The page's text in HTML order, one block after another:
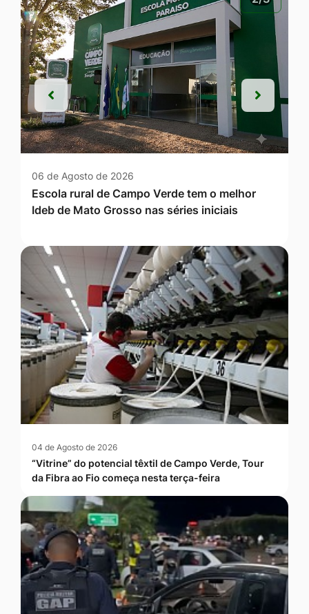
06 de Agosto de 2026
Escola rural de Campo Verde tem o melhor
Ideb de Mato Grosso nas séries iniciais
Anterior
Anterior Próxima
04 de Agosto de 2026
“Vitrine” do potencial têxtil de Campo Verde, Tour
da Fibra ao Fio começa nesta terça-feira